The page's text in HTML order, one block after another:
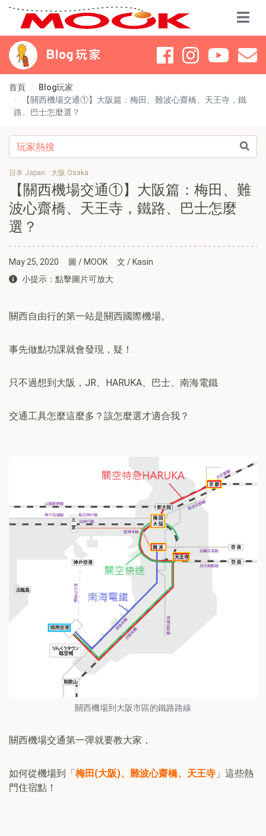
首頁
Blog玩家
【關西機場交通①】大阪篇：梅田、難波心齋橋、天王寺，鐵
路、巴士怎麼選？
日本 Japan 大阪 Osaka
【關西機場交通①】大阪篇：梅田、難
波心齋橋、天王寺，鐵路、巴士怎麼
選？
May 25, 2020 圖 / MOOK
文 / Kasin
小提示：點擊圖片可放大
關西自由行的第一站是關西國際機場。
事先做點功課就會發現，疑！
只不過想到大阪，JR、HARUKA、巴士、南海電鐵
交通工具怎麼這麼多？該怎麼選才適合我？
關西機場到大阪市區的鐵路路線
關西機場交通第一彈就要教大家，
如何從機場到「梅田(大阪)、難波心齋橋、天王寺 」這些熱
門住宿點！